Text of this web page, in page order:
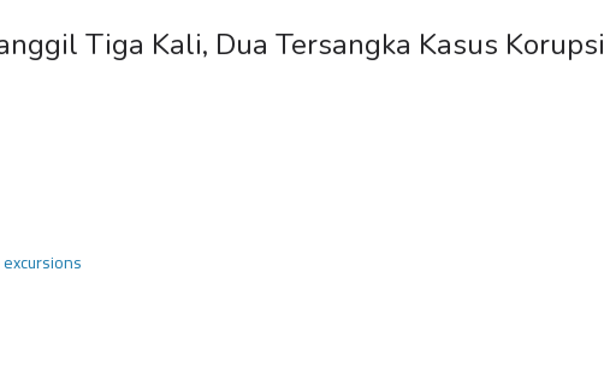
Tiga Kali, Dua Tersangka Kasus Korupsi